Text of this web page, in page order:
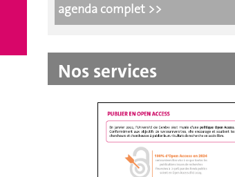
conferences
10:15 – 11:00, Online, on Zoom
ATELIER
Archive ouverte UNIGE: the basics and beyond
10:15 – 10:45, Online, via Zoom
Visibiliser le travail investi dans vos données grâce à
ou un Data Statement, en 15 minutes
09:00 – 09:15, En ligne, via Zoom
agenda complet >>
Nos services